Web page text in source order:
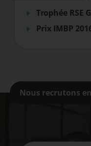
Trophée RSE
Prix IMBP
Nous recrutons